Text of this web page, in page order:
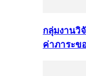
กลุ่มงานวิ
ค่าภาระข